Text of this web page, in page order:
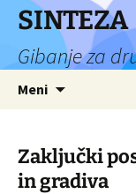
Preskoči
vsebino
SINTEZA
Gibanje za
Meni
Zaključki
in gradiva